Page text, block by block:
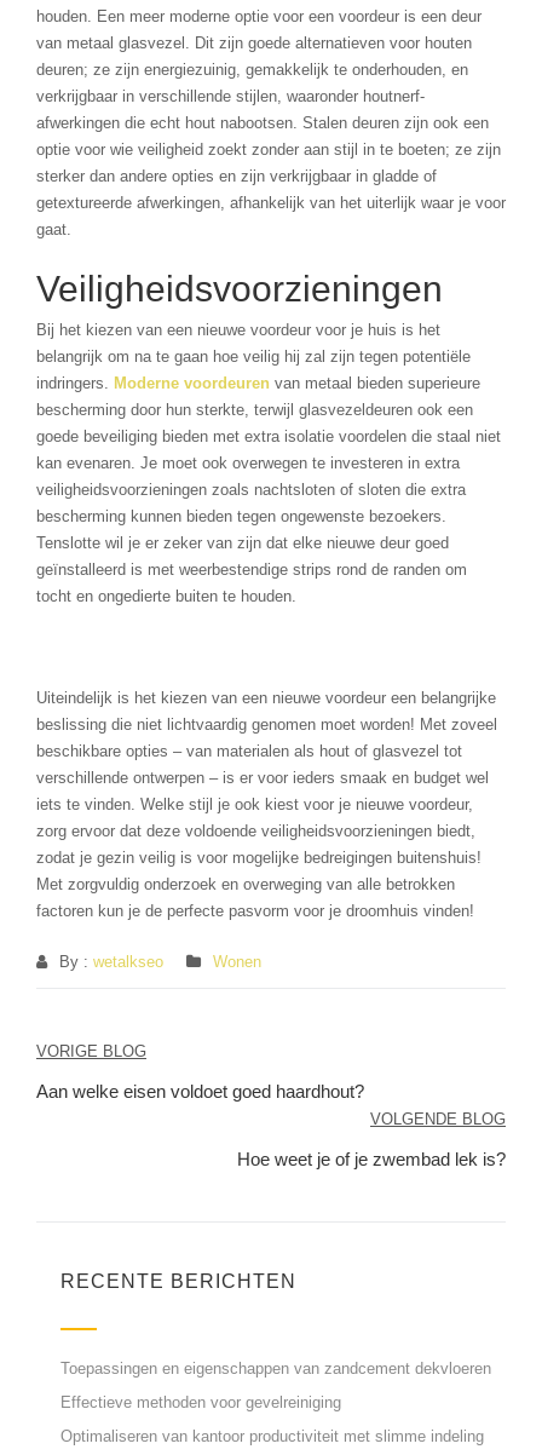
houden. Een meer moderne optie voor een voordeur is een deur
van metaal glasvezel. Dit zijn goede alternatieven voor houten
deuren; ze zijn energiezuinig, gemakkelijk te onderhouden, en
verkrijgbaar in verschillende stijlen, waaronder houtnerf-
afwerkingen die echt hout nabootsen. Stalen deuren zijn ook een
optie voor wie veiligheid zoekt zonder aan stijl in te boeten; ze zijn
sterker dan andere opties en zijn verkrijgbaar in gladde of
getextureerde afwerkingen, afhankelijk van het uiterlijk waar je voor
gaat.
Veiligheidsvoorzieningen
Bij het kiezen van een nieuwe voordeur voor je huis is het
belangrijk om na te gaan hoe veilig hij zal zijn tegen potentiële
indringers. Moderne voordeuren van metaal bieden superieure
bescherming door hun sterkte, terwijl glasvezeldeuren ook een
goede beveiliging bieden met extra isolatie voordelen die staal niet
kan evenaren. Je moet ook overwegen te investeren in extra
veiligheidsvoorzieningen zoals nachtsloten of sloten die extra
bescherming kunnen bieden tegen ongewenste bezoekers.
Tenslotte wil je er zeker van zijn dat elke nieuwe deur goed
geïnstalleerd is met weerbestendige strips rond de randen om
tocht en ongedierte buiten te houden.
Uiteindelijk is het kiezen van een nieuwe voordeur een belangrijke
beslissing die niet lichtvaardig genomen moet worden! Met zoveel
beschikbare opties – van materialen als hout of glasvezel tot
verschillende ontwerpen – is er voor ieders smaak en budget wel
iets te vinden. Welke stijl je ook kiest voor je nieuwe voordeur,
zorg ervoor dat deze voldoende veiligheidsvoorzieningen biedt,
zodat je gezin veilig is voor mogelijke bedreigingen buitenshuis!
Met zorgvuldig onderzoek en overweging van alle betrokken
factoren kun je de perfecte pasvorm voor je droomhuis vinden!
By : wetalkseo Wonen
Berichtnavigatie
VORIGE BLOG
Aan welke eisen voldoet goed haardhout?
VOLGENDE BLOG
Hoe weet je of je zwembad lek is?
RECENTE BERICHTEN
Toepassingen en eigenschappen van zandcement dekvloeren
Effectieve methoden voor gevelreiniging
Optimaliseren van kantoor productiviteit met slimme indeling